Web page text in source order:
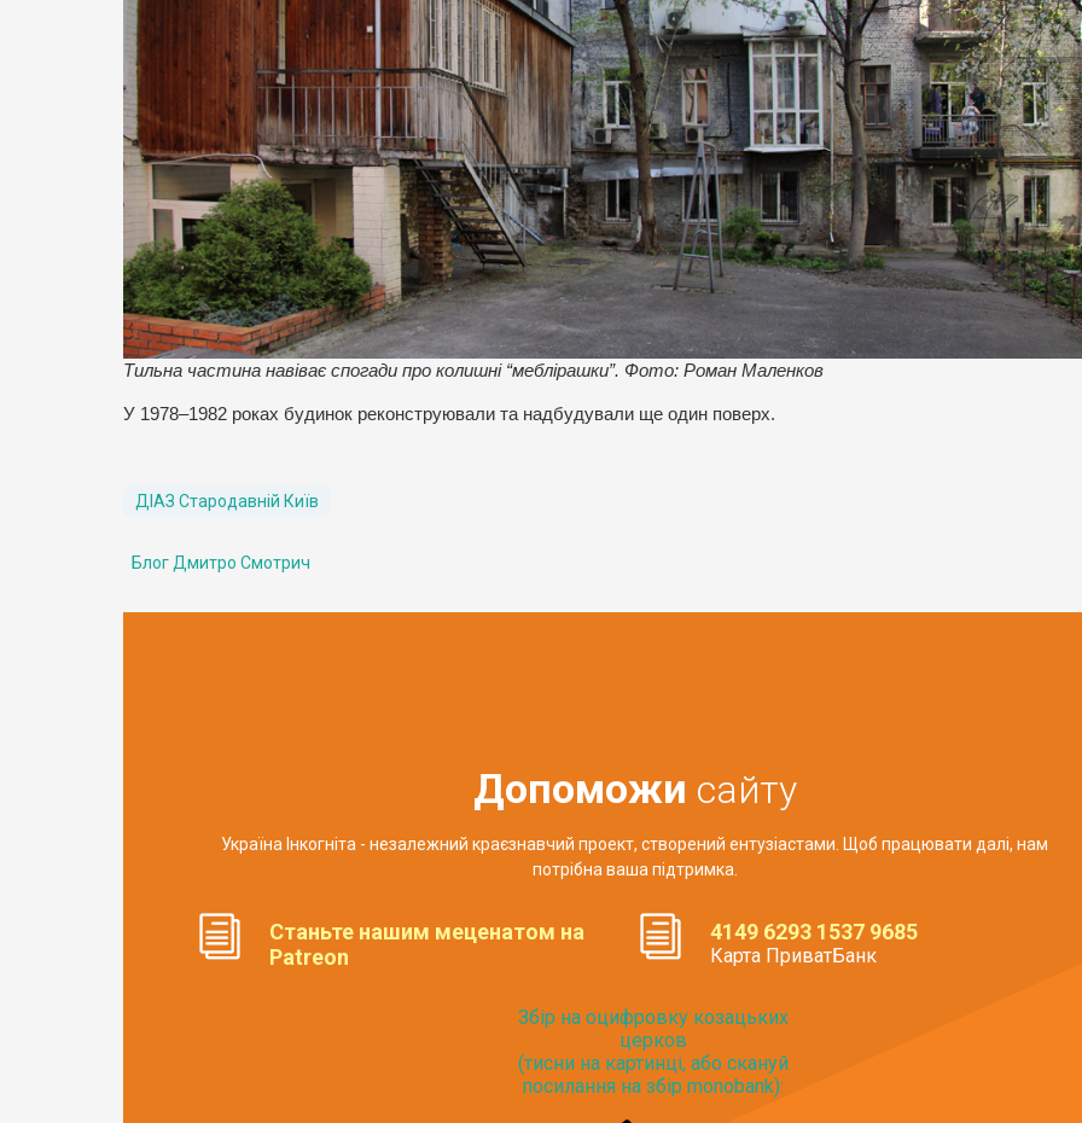
Тильна частина навіває спогади про колишні “меблірашки”. Фото: Роман Маленков
У 1978–1982 роках будинок реконструювали та надбудували ще один поверх.
ДІАЗ Стародавній Київ
Блог Дмитро Смотрич
Допоможи сайту
Україна Інкогніта - незалежний краєзнавчий проект, створений ентузіастами. Щоб працювати далі, нам
потрібна ваша підтримка.
Станьте нашим меценатом на
Patreon
4149 6293 1537 9685
Карта ПриватБанк
Збір на оцифровку козацьких
церков
(тисни на картинці, або скануй
посилання на збір monobank):